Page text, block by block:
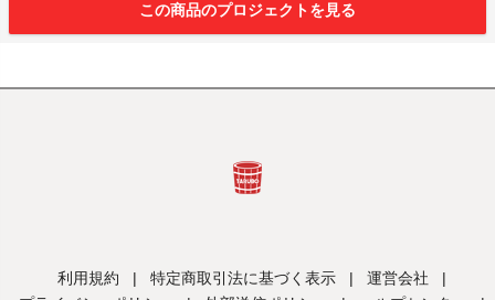
この商品のプロジェクトを見る
利用規約 | 特定商取引法に基づく表示 | 運営会社
|